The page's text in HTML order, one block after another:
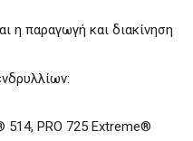
η παραγωγή και διακίνηση
514, PRO 725 Extreme®